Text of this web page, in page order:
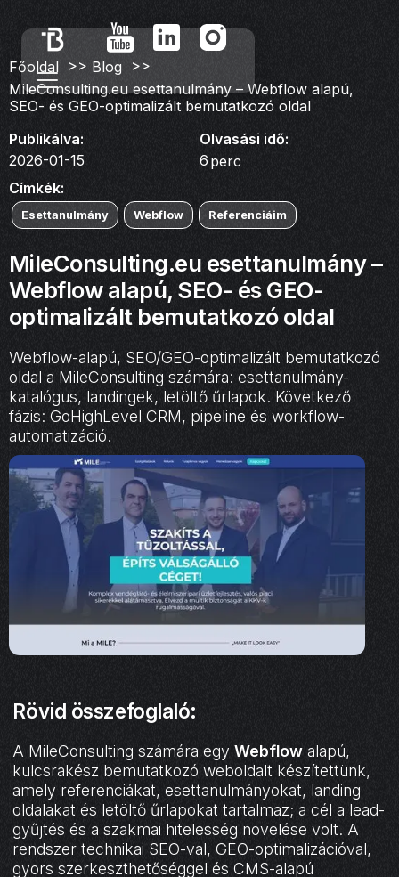
Főoldal >> Blog >>
MileConsulting.eu esettanulmány – Webflow alapú,
SEO- és GEO-optimalizált bemutatkozó oldal
Publikálva:
2026-01-15
Olvasási idő:
6 perc
Címkék:
Esettanulmány Webflow Referenciáim
MileConsulting.eu esettanulmány –
Webflow alapú, SEO- és GEO-
optimalizált bemutatkozó oldal
Webflow-alapú, SEO/GEO-optimalizált bemutatkozó
oldal a MileConsulting számára: esettanulmány-
katalógus, landingek, letöltő űrlapok. Következő
fázis: GoHighLevel CRM, pipeline és workflow-
automatizáció.
Rövid összefoglaló:
A MileConsulting számára egyWebflow alapú,
kulcsrakész bemutatkozó weboldalt készítettünk,
amely referenciákat, esettanulmányokat, landing
oldalakat és letöltő űrlapokat tartalmaz; a cél a lead-
gyűjtés és a szakmai hitelesség növelése volt. A
rendszer technikai SEO-val, GEO-optimalizációval,
gyors szerkeszthetőséggel és CMS-alapú